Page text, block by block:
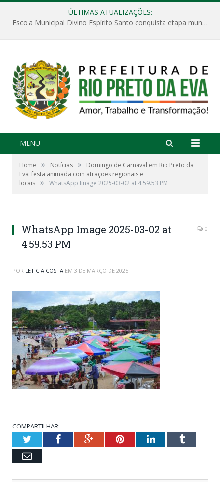
ÚLTIMAS ATUALIZAÇÕES:
Escola Municipal Divino Espírito Santo conquista etapa municipal da V Feira Amazonense de Matemática
MENU
Home » Notícias »
Domingo de Carnaval em Rio Preto da
Eva: festa animada com atrações regionais e
locais » WhatsApp Image 2025-03-02 at 4.59.53 PM
WhatsApp Image 2025-03-02 at
4.59.53 PM
0
POR LETÍCIA COSTA EM 3 DE MARÇO DE 2025
COMPARTILHAR:
TwitterFacebookGoogle+PinterestLinkedInTumblr
Email